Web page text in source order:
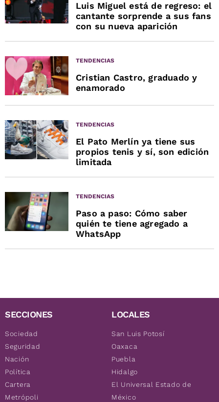
Luis Miguel está de regreso: el
cantante sorprende a sus fans
con su nueva aparición
TENDENCIAS
Cristian Castro, graduado y
enamorado
TENDENCIAS
El Pato Merlín ya tiene sus
propios tenis y sí, son edición
limitada
TENDENCIAS
Paso a paso: Cómo saber
quién te tiene agregado a
WhatsApp
SECCIONES
Sociedad
Seguridad
Nación
Política
Cartera
Metrópoli
LOCALES
San Luis Potosí
Oaxaca
Puebla
Hidalgo
El Universal Estado de
México